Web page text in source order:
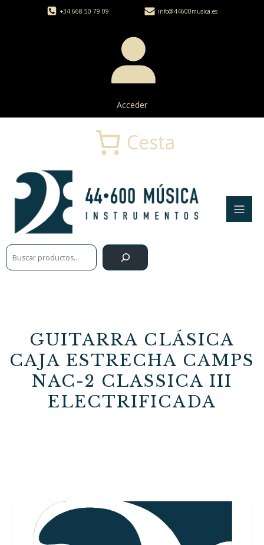
+34 668 50 79 09 info@44600musica.es
Acceder
Buscar
Cesta
GUITARRA CLÁSICA
CAJA ESTRECHA CAMPS
NAC-2 CLASSICA III
ELECTRIFICADA